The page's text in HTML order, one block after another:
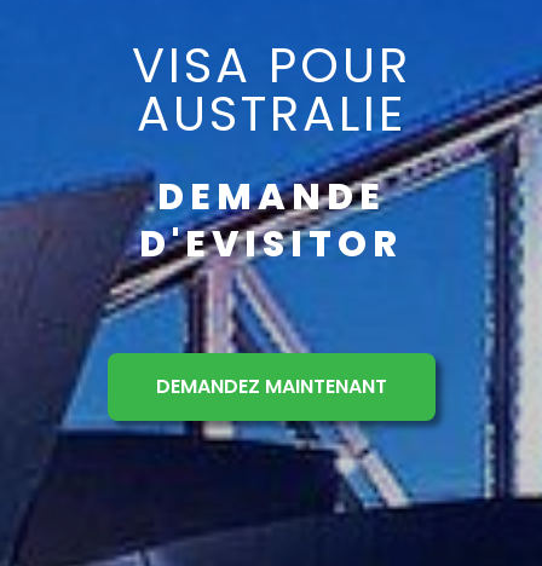
VISA POUR
AUSTRALIE
DEMANDE
D'EVISITOR
DEMANDEZ MAINTENANT